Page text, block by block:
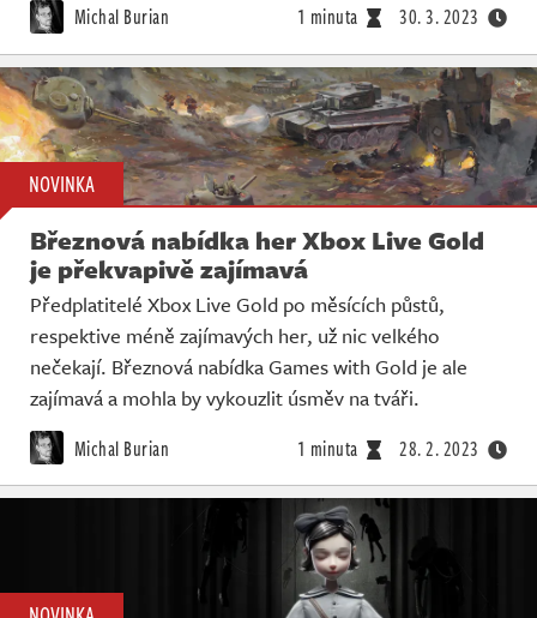
Michal Burian 1 minuta 30. 3. 2023
NOVINKA
Březnová nabídka her Xbox Live Gold
je překvapivě zajímavá
Předplatitelé Xbox Live Gold po měsících půstů,
respektive méně zajímavých her, už nic velkého
nečekají. Březnová nabídka Games with Gold je ale
zajímavá a mohla by vykouzlit úsměv na tváři.
Michal Burian 1 minuta 28. 2. 2023